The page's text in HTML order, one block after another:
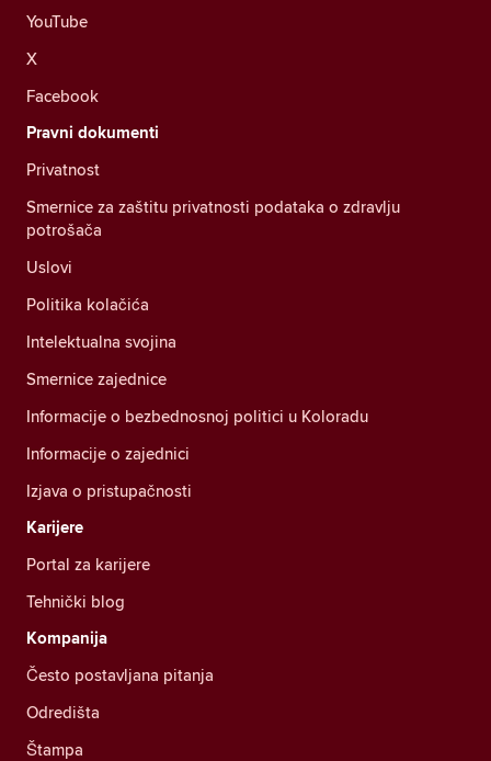
YouTube
X
Facebook
Pravni dokumenti
Privatnost
Smernice za zaštitu privatnosti podataka o zdravlju
potrošača
Uslovi
Politika kolačića
Intelektualna svojina
Smernice zajednice
Informacije o bezbednosnoj politici u Koloradu
Informacije o zajednici
Izjava o pristupačnosti
Karijere
Portal za karijere
Tehnički blog
Kompanija
Često postavljana pitanja
Odredišta
Štampa